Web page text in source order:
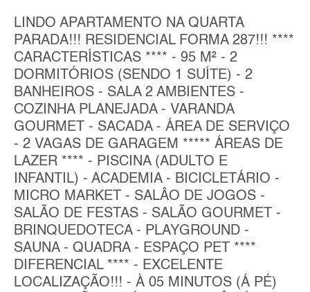
LINDO APARTAMENTO NA QUARTA
PARADA!!! RESIDENCIAL FORMA 287!!! ****
CARACTERÍSTICAS **** - 95 M² - 2
DORMITÓRIOS (SENDO 1 SUÍTE) - 2
BANHEIROS - SALA 2 AMBIENTES -
COZINHA PLANEJADA - VARANDA
GOURMET - SACADA - ÁREA DE SERVIÇO
- 2 VAGAS DE GARAGEM ***** ÁREAS DE
LAZER **** - PISCINA (ADULTO E
INFANTIL) - ACADEMIA - BICICLETÁRIO -
MICRO MARKET - SALÂO DE JOGOS -
SALÃO DE FESTAS - SALÃO GOURMET -
BRINQUEDOTECA - PLAYGROUND -
SAUNA - QUADRA - ESPAÇO PET ****
DIFERENCIAL **** - EXCELENTE
LOCALIZAÇÃO!!! - À 05 MINUTOS (Á PÉ)